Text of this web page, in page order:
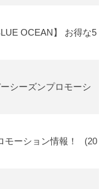
OCEAN】 お得な5
シーズンプロモーシ
モーション情報！
(20